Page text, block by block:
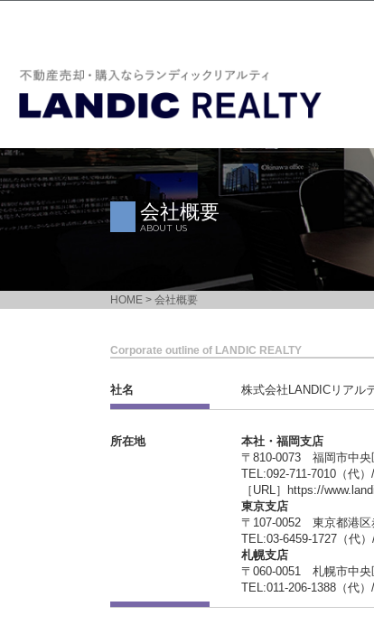
会社概要
ABOUT US
HOME > 会社概要
Corporate outline of LANDIC REALTY
社名 株式会社LANDICリアル
所在地
本社・福岡支店
〒810-0073 福岡市中央
TEL:092-711-7010（代
［URL］https://
東京支店
〒107-0052 東京都港
TEL:03-6459-1727（代
札幌支店
〒060-0051 札幌市中央
TEL:011-206-1388（代